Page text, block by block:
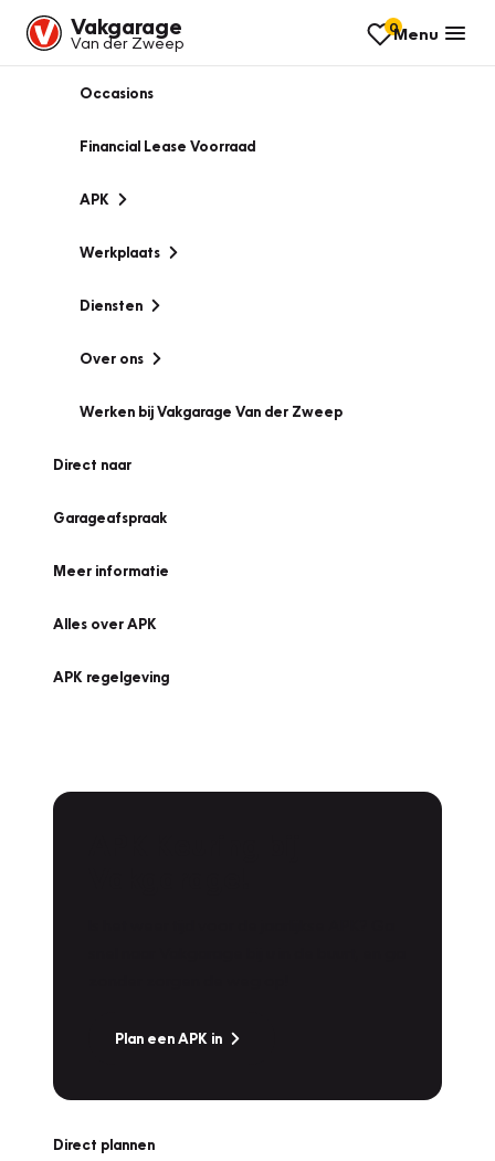
Vakgarage
Van der Zweep
0Menu
Occasions
Financial Lease Voorraad
APK
Werkplaats
Diensten
Over ons
Werken bij Vakgarage Van der Zweep
Direct naar
Garageafspraak
Meer informatie
Alles over APK
APK regelgeving
Plan een APK in
Direct plannen